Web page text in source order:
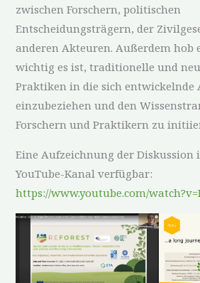
zwischen Forschern, politischen
Entscheidungsträgern, der
anderen Akteuren. Außerdem hob
wichtig es ist, traditionelle und
Praktiken in die sich
einzubeziehen und den
Forschern und Praktikern zu
Eine Aufzeichnung der Diskussion
YouTube-Kanal verfügbar:
https://www.youtube.com/